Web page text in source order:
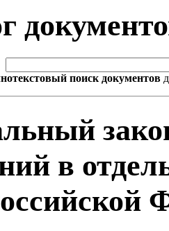
поиск документов
в